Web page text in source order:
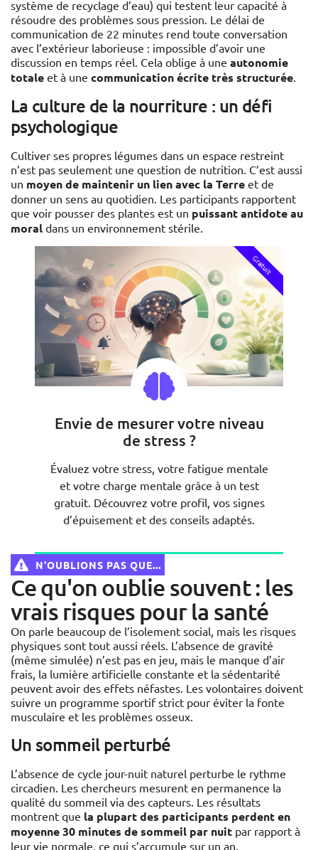
système de recyclage d’eau) qui testent leur capacité à
résoudre des problèmes sous pression. Le délai de
communication de 22 minutes rend toute conversation
avec l’extérieur laborieuse : impossible d’avoir une
discussion en temps réel. Cela oblige à une autonomie
totale et à une communication écrite très structurée.
La culture de la nourriture : un défi
psychologique
Cultiver ses propres légumes dans un espace restreint
n’est pas seulement une question de nutrition. C’est aussi
un moyen de maintenir un lien avec la Terre et de
donner un sens au quotidien. Les participants rapportent
que voir pousser des plantes est un puissant antidote au
moral dans un environnement stérile.
Gratuit
Envie de mesurer votre niveau
de stress ?
Évaluez votre stress, votre fatigue mentale
et votre charge mentale grâce à un test
gratuit. Découvrez votre profil, vos signes
d’épuisement et des conseils adaptés.
Vérifier maintenant !
N'OUBLIONS PAS QUE...
Ce qu'on oublie souvent : les
vrais risques pour la santé
On parle beaucoup de l’isolement social, mais les risques
physiques sont tout aussi réels. L’absence de gravité
(même simulée) n’est pas en jeu, mais le manque d’air
frais, la lumière artificielle constante et la sédentarité
peuvent avoir des effets néfastes. Les volontaires doivent
suivre un programme sportif strict pour éviter la fonte
musculaire et les problèmes osseux.
Un sommeil perturbé
L’absence de cycle jour-nuit naturel perturbe le rythme
circadien. Les chercheurs mesurent en permanence la
qualité du sommeil via des capteurs. Les résultats
montrent que la plupart des participants perdent en
moyenne 30 minutes de sommeil par nuit par rapport à
leur vie normale, ce qui s’accumule sur un an.